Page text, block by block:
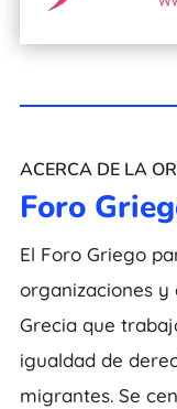
ACERCA DE LA
Foro
El Foro Griego
organizaciones y
Grecia que
igualdad de
migrantes. Se